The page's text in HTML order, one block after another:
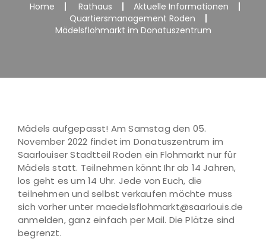
Home Rathaus
Aktuelle Informationen
Quartiersmanagement Roden
Mädelsflohmarkt im Donatuszentrum
Mädels aufgepasst! Am Samstag den 05.
November 2022 findet im Donatuszentrum im
Saarlouiser Stadtteil Roden ein Flohmarkt nur für
Mädels statt. Teilnehmen könnt Ihr ab 14 Jahren,
los geht es um 14 Uhr. Jede von Euch, die
teilnehmen und selbst verkaufen möchte muss
sich vorher unter maedelsflohmarkt@saarlouis.de
anmelden, ganz einfach per Mail. Die Plätze sind
begrenzt.